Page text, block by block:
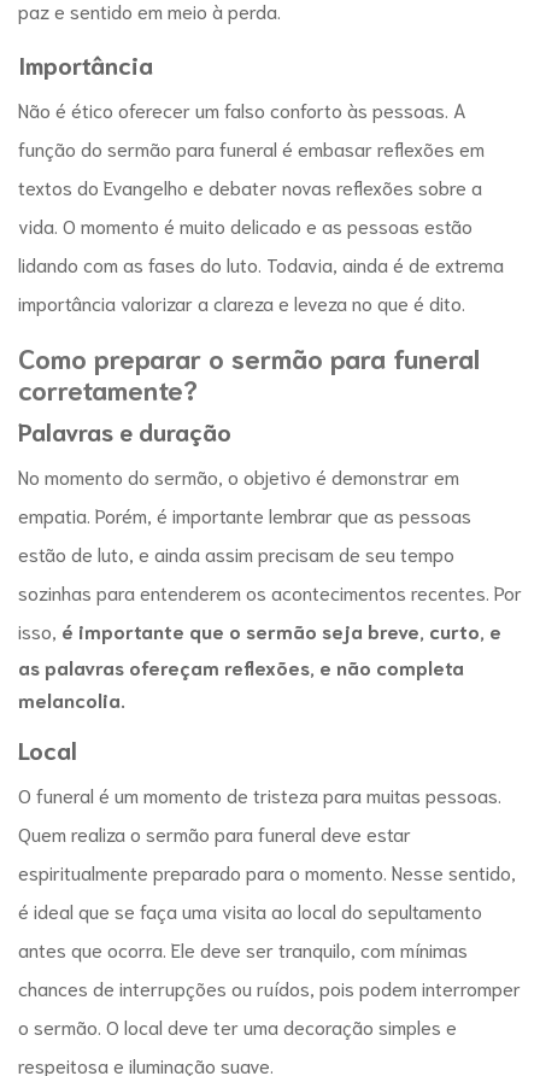
paz e sentido em meio à perda.
Importância
Não é ético oferecer um falso conforto às pessoas. A
função do sermão para funeral é embasar reflexões em
textos do Evangelho e debater novas reflexões sobre a
vida. O momento é muito delicado e as pessoas estão
lidando com as fases do luto. Todavia, ainda é de extrema
importância valorizar a clareza e leveza no que é dito.
Como preparar o sermão para funeral
corretamente?
Palavras e duração
No momento do sermão, o objetivo é demonstrar em
empatia. Porém, é importante lembrar que as pessoas
estão de luto, e ainda assim precisam de seu tempo
sozinhas para entenderem os acontecimentos recentes. Por
isso, é importante que o sermão seja breve, curto, e
as palavras ofereçam reflexões, e não completa
melancolia.
Local
O funeral é um momento de tristeza para muitas pessoas.
Quem realiza o sermão para funeral deve estar
espiritualmente preparado para o momento. Nesse sentido,
é ideal que se faça uma visita ao local do sepultamento
antes que ocorra. Ele deve ser tranquilo, com mínimas
chances de interrupções ou ruídos, pois podem interromper
o sermão. O local deve ter uma decoração simples e
respeitosa e iluminação suave.